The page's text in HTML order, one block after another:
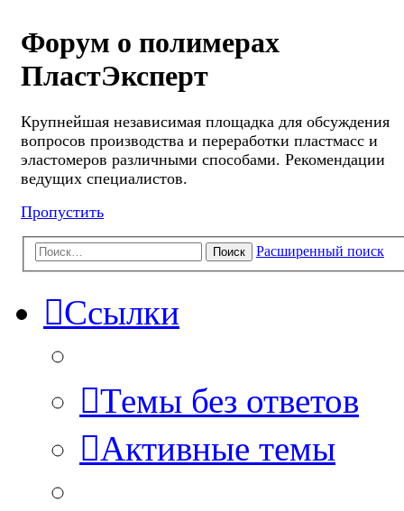
Форум о полимерах
ПластЭксперт
Крупнейшая независимая площадка для обсуждения
вопросов производства и переработки пластмасс и
эластомеров различными способами. Рекомендации
ведущих специалистов.
Пропустить
Поиск Расширенный поиск
Ссылки
Темы без ответов
Активные темы